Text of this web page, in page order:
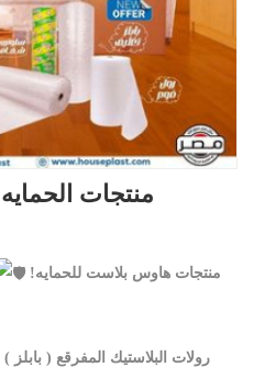
منتجات
منتجات هاوس بلاست للحمايه!